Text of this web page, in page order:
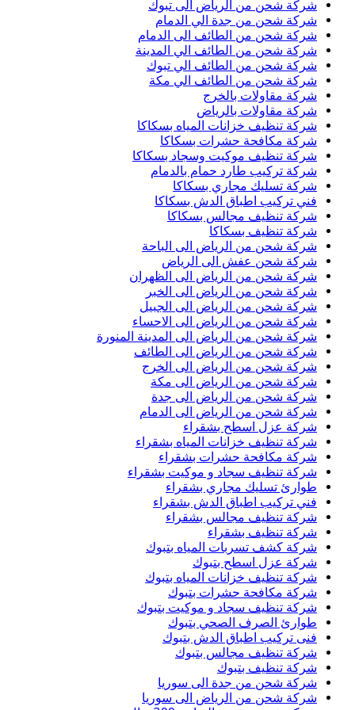
شركة شحن من الرياض الى تبوك
شركة شحن من جدة الي الدمام
شركة شحن من الطائف الى الدمام
شركة شحن من الطائف الي المدينة
شركة شحن من الطائف الي تبوك
شركة شحن من الطائف الي مكة
شركة مقاولات بالخرج
شركة مقاولات بالرياض
شركة تنظيف خزانات المياه بسكاكا
شركة مكافحة حشرات بسكاكا
شركة تنظيف موكيت وسجاد بسكاكا
شركة تركيب طارد حمام بالدمام
شركة تسليك مجاري بسكاكا
فني تركيب اطباق الدش بسكاكا
شركة تنظيف مجالس بسكاكا
شركة تنظيف بسكاكا
شركة شحن من الرياض الى الباحة
شركة شحن عفش الى الرياض
شركة شحن من الرياض الى الظهران
شركة شحن من الرياض الى الخبر
شركة شحن من الرياض الى الجبيل
شركة شحن من الرياض الى الاحساء
شركة شحن من الرياض الى المدينة المنورة
شركة شحن من الرياض الى الطائف
شركة شحن من الرياض الى الخرج
شركة شحن من الرياض الى مكة
شركة شحن من الرياض الى جدة
شركة شحن من الرياض الى الدمام
شركة عزل اسطح بشقراء
شركة تنظيف خزانات المياه بشقراء
شركة مكافحة حشرات بشقراء
شركة تنظيف سجاد و موكيت بشقراء
طوارئ تسليك مجاري بشقراء
فني تركيب اطباق الدش بشقراء
شركة تنظيف مجالس بشقراء
شركة تنظيف بشقراء
شركة كشف تسربات المياه بتبوك
شركة عزل اسطح بتبوك
شركة تنظيف خزانات المياه بتبوك
شركة مكافحة حشرات بتبوك
شركة تنظيف سجاد و موكيت بتبوك
طوارئ الصرف الصحي بتبوك
فنى تركيب اطباق الدش بتبوك
شركة تنظيف مجالس بتبوك
شركة تنظيف بتبوك
شركة شحن من جدة الى سوريا
شركة شحن من الرياض الى سوريا